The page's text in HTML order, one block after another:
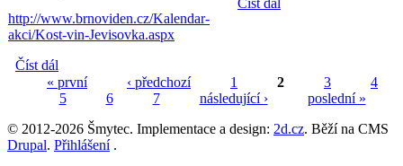
http://www.brnoviden.cz/Kalendar-
akci/Kost-vin-Jevisovka.aspx
Číst dál
Stránky
« první ‹ předchozí 1 2 3
4
5
6 7 následující ›
poslední »
© 2012-2026 Šmytec. Implementace a design: 2d.cz. Běží na CMS
Drupal. Přihlášení.